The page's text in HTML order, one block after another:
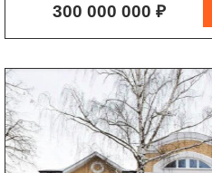
300 000 000 ₽